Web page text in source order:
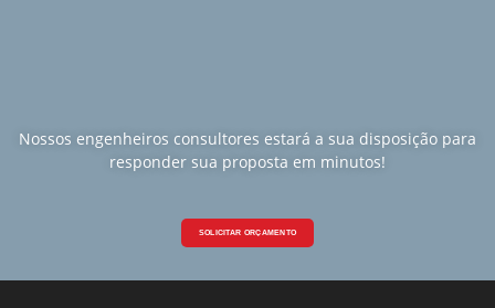
Nossos engenheiros consultores estará a sua disposição para
responder sua proposta em minutos!
SOLICITAR ORÇAMENTO